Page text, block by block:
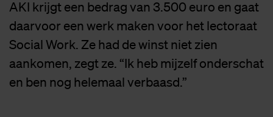
AKI krijgt een bedrag van 3.500 euro en gaat
daarvoor een werk maken voor het lectoraat
Social Work. Ze had de winst niet zien
aankomen, zegt ze. “Ik heb mijzelf onderschat
en ben nog helemaal verbaasd.”